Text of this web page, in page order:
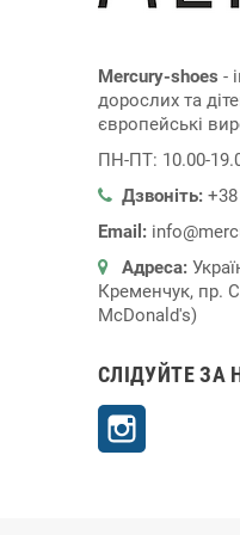
Mercury-shoes -
дорослих та
європейські
ПН-ПТ: 10.00-
Дзвоніть:
Email:
Адреса:
Кременчук, пр.
McDonald's)
СЛІДУЙТЕ ЗА